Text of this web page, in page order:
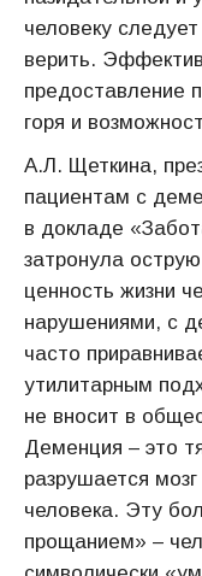
человеку
верить.
предоставление
горя и
А.Л. Щеткина,
пациентам с
в докладе
затронула
ценность жизни
нарушениями, с
часто
утилитарным
не вносит в
Деменция – это
разрушается
человека. Эту
прощанием» –